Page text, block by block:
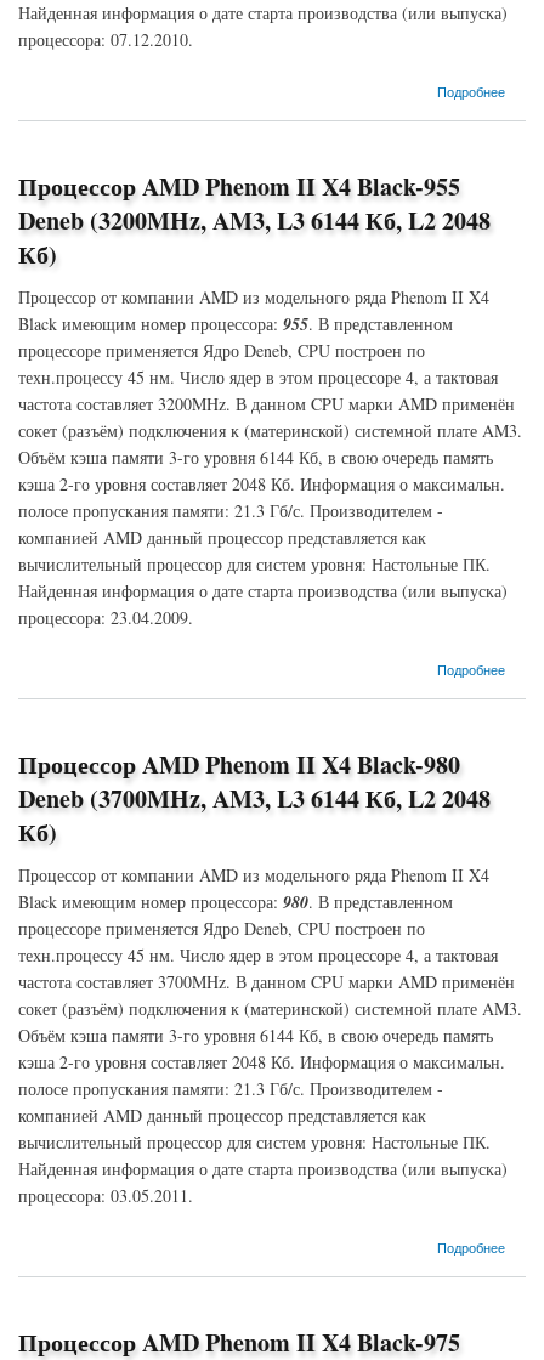
Найденная информация о дате старта производства (или выпуска)
процессора: 07.12.2010.
Подробнее
о Процессор AMD Phenom II X6 Black-1100T Thuban (3300MHz, AM3, L3 6144 Кб, L2
Процессор AMD Phenom II X4 Black-955
Deneb (3200MHz, AM3, L3 6144 Кб, L2 2048
Кб)
Процессор от компании AMD из модельного ряда Phenom II X4
Black имеющим номер процессора: 955. В представленном
процессоре применяется Ядро Deneb, CPU построен по
техн.процессу 45 нм. Число ядер в этом процессоре 4, а тактовая
частота составляет 3200MHz. В данном CPU марки AMD применён
сокет (разъём) подключения к (материнской) системной плате AM3.
Объём кэша памяти 3-го уровня 6144 Кб, в свою очередь память
кэша 2-го уровня составляет 2048 Кб. Информация о максимальн.
полосе пропускания памяти: 21.3 Гб/с. Производителем -
компанией AMD данный процессор представляется как
вычислительный процессор для систем уровня: Настольные ПК.
Найденная информация о дате старта производства (или выпуска)
процессора: 23.04.2009.
Подробнее
о Процессор AMD Phenom II X4 Black-955 Deneb (3200MHz, AM3, L3 6144 Кб, L2 2048
Процессор AMD Phenom II X4 Black-980
Deneb (3700MHz, AM3, L3 6144 Кб, L2 2048
Кб)
Процессор от компании AMD из модельного ряда Phenom II X4
Black имеющим номер процессора: 980. В представленном
процессоре применяется Ядро Deneb, CPU построен по
техн.процессу 45 нм. Число ядер в этом процессоре 4, а тактовая
частота составляет 3700MHz. В данном CPU марки AMD применён
сокет (разъём) подключения к (материнской) системной плате AM3.
Объём кэша памяти 3-го уровня 6144 Кб, в свою очередь память
кэша 2-го уровня составляет 2048 Кб. Информация о максимальн.
полосе пропускания памяти: 21.3 Гб/с. Производителем -
компанией AMD данный процессор представляется как
вычислительный процессор для систем уровня: Настольные ПК.
Найденная информация о дате старта производства (или выпуска)
процессора: 03.05.2011.
Подробнее
о Процессор AMD Phenom II X4 Black-980 Deneb (3700MHz, AM3, L3 6144 Кб, L2 2048
Процессор AMD Phenom II X4 Black-975